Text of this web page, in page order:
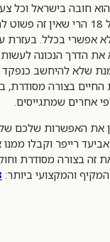
חובה בישראל וכל
להתגייס בהגיעם לגיל 18 הרי
אפשרי בכלל. בעזרת
הדרך הנכונה לעשות
שלא להיחשב כנפקד
בצורה מסודרת,
אחרים שמתגייסים.
את האפשרות שלכם
רייפר וקבלו
זה בצורה מסודרת
והמקצועי ביותר: